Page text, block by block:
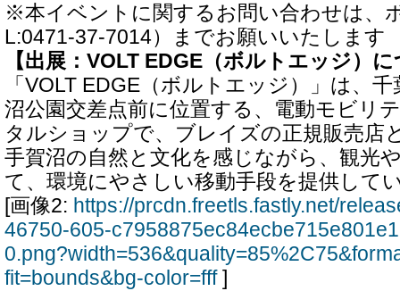
※本イベントに関するお問い合わせは、
L:0471-37-7014）までお願いいたします
【出展：VOLT EDGE（ボルトエッジ）
「VOLT EDGE（ボルトエッジ）」は、
沼公園交差点前に位置する、電動モビリ
タルショップで、ブレイズの正規販売店
手賀沼の自然と文化を感じながら、観光
て、環境にやさしい移動手段を提供して
[画像2: https://prcdn.freetls.fastly.net/
46750-605-
fit=bounds&bg-color=fff]